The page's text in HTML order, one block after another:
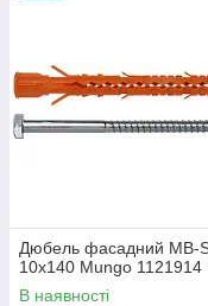
Дюбель фасадний MB-
10х140 Mungo 1121914
В наявності